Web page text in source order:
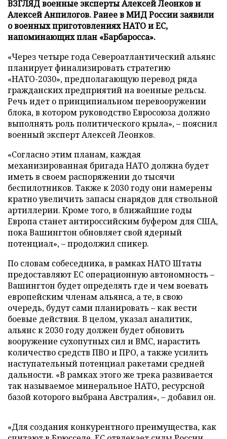
ВЗГЛЯД военные эксперты Алексей Леонков и
Алексей Анпилогов. Ранее в МИД России заявили
о военных приготовлениях НАТО и ЕС,
напоминающих план «Барбаросса».
«Через четыре года Североатлантический альянс
планирует финализировать стратегию
«НАТО-2030», предполагающую перевод ряда
гражданских предприятий на военные рельсы.
Речь идет о принципиальном перевооружении
блока, в котором руководство Евросоюза должно
выполнять роль политического крыла», – пояснил
военный эксперт Алексей Леонков.
«Согласно этим планам, каждая
механизированная бригада НАТО должна будет
иметь в своем распоряжении до тысячи
беспилотников. Также к 2030 году они намерены
кратно увеличить запасы снарядов для ствольной
артиллерии. Кроме того, в ближайшие годы
Европа станет антироссийским буфером для США,
пока Вашингтон обновляет свой ядерный
потенциал», – продолжил спикер.
По словам собеседника, в рамках НАТО Штаты
предоставляют ЕС операционную автономность –
Вашингтон будет определять где и чем воевать
европейским членам альянса, а те, в свою
очередь, будут сами планировать – как вести
боевые действия. В целом, указал аналитик,
альянс к 2030 году должен будет обновить
вооружение сухопутных сил и ВМС, нарастить
количество средств ПВО и ПРО, а также усилить
наступательный потенциал ракетами средней
дальности. «В рамках этого же трека развивается
так называемое минеральное НАТО, ресурсной
базой которого выбрана Австралия», – добавил он.
«Для создания конкурентного преимущества, как